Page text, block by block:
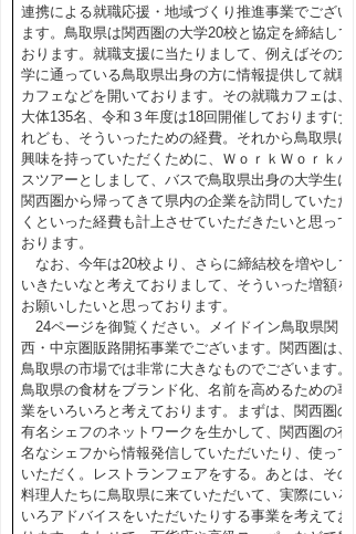
連携による就職応援・地域づくり推進事業でござい
ます。鳥取県は関西圏の大学20校と協定を締結して
おります。就職支援に当たりまして、例えばその大
学に通っている鳥取県出身の方に情報提供して就職
カフェなどを開いております。その就職カフェは、
大体135名、令和３年度は18回開催しておりますけ
れども、そういったための経費。それから鳥取県に
興味を持っていただくために、ＷｏｒｋＷｏｒｋバ
スツアーとしまして、バスで鳥取県出身の大学生に
関西圏から帰ってきて県内の企業を訪問していただ
くといった経費も計上させていただきたいと思って
おります。
なお、今年は20校より、さらに締結校を増やして
いきたいなと考えておりまして、そういった増額を
お願いしたいと思っております。
24ページを御覧ください。メイドイン鳥取県関
西・中京圏販路開拓事業でございます。関西圏は、
鳥取県の市場では非常に大きなものでございます。
鳥取県の食材をブランド化、名前を高めるための事
業をいろいろと考えております。まずは、関西圏の
有名シェフのネットワークを生かして、関西圏の有
名なシェフから情報発信していただいたり、使って
いただく。レストランフェアをする。あとは、その
料理人たちに鳥取県に来ていただいて、実際にいろ
いろアドバイスをいただいたりする事業を考えてお